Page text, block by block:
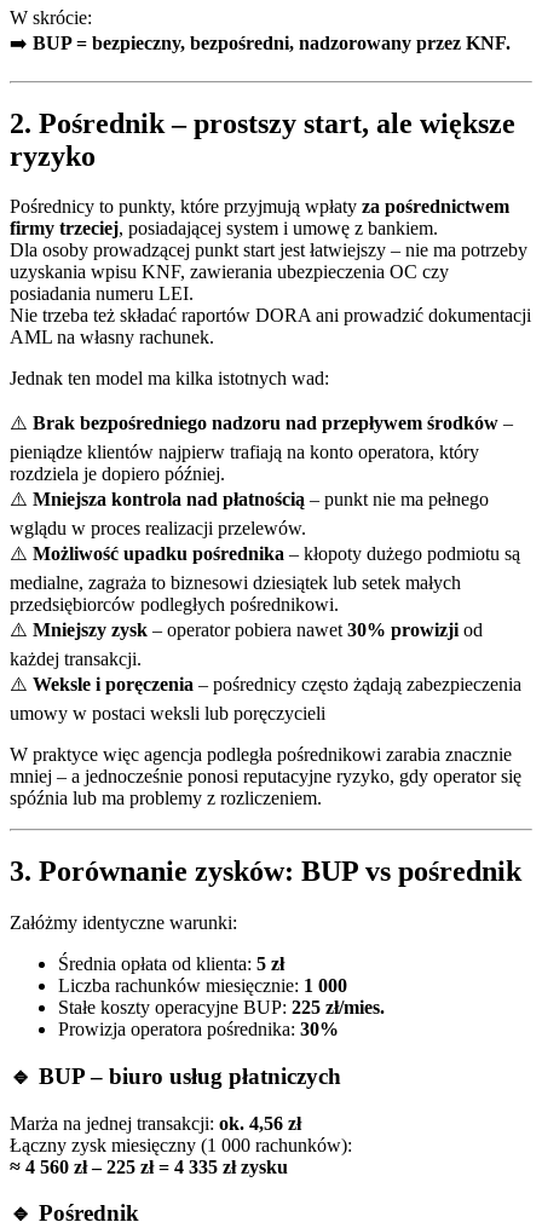
W skrócie:
➡️ BUP = bezpieczny, bezpośredni, nadzorowany przez KNF.
2. Pośrednik – prostszy start, ale większe
ryzyko
Pośrednicy to punkty, które przyjmują wpłaty za pośrednictwem
firmy trzeciej, posiadającej system i umowę z bankiem.
Dla osoby prowadzącej punkt start jest łatwiejszy – nie ma potrzeby
uzyskania wpisu KNF, zawierania ubezpieczenia OC czy
posiadania numeru LEI.
Nie trzeba też składać raportów DORA ani prowadzić dokumentacji
AML na własny rachunek.
Jednak ten model ma kilka istotnych wad:
⚠️ Brak bezpośredniego nadzoru nad przepływem środków –
pieniądze klientów najpierw trafiają na konto operatora, który
rozdziela je dopiero później.
⚠️ Mniejsza kontrola nad płatnością – punkt nie ma pełnego
wglądu w proces realizacji przelewów.
⚠️ Możliwość upadku pośrednika – kłopoty dużego podmiotu są
medialne, zagraża to biznesowi dziesiątek lub setek małych
przedsiębiorców podległych pośrednikowi.
⚠️ Mniejszy zysk – operator pobiera nawet30% prowizjiod
każdej transakcji.
⚠️ Weksle i poręczenia – pośrednicy często żądają zabezpieczenia
umowy w postaci weksli lub poręczycieli
W praktyce więc agencja podległa pośrednikowi zarabia znacznie
mniej – a jednocześnie ponosi reputacyjne ryzyko, gdy operator się
spóźnia lub ma problemy z rozliczeniem.
3. Porównanie zysków: BUP vs pośrednik
Załóżmy identyczne warunki:
Średnia opłata od klienta: 5 zł
Liczba rachunków miesięcznie: 1 000
Stałe koszty operacyjne BUP: 225 zł/mies.
Prowizja operatora pośrednika: 30%
🔹 BUP – biuro usług płatniczych
Marża na jednej transakcji: ok. 4,56 zł
Łączny zysk miesięczny (1 000 rachunków):
≈ 4 560 zł – 225 zł = 4 335 zł zysku
🔹 Pośrednik